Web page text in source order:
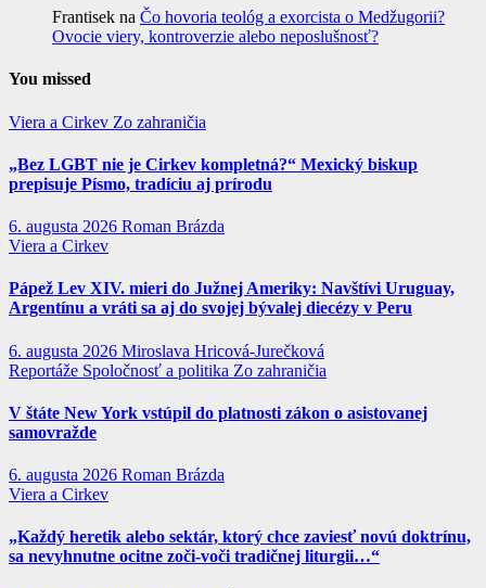
Frantisek na Čo hovoria teológ a exorcista o Medžugorii?
Ovocie viery, kontroverzie alebo neposlušnosť?
You missed
Viera a Cirkev Zo zahraničia
„Bez LGBT nie je Cirkev kompletná?“ Mexický biskup
prepisuje Písmo, tradíciu aj prírodu
6. augusta 2026 Roman Brázda
Viera a Cirkev
Pápež Lev XIV. mieri do Južnej Ameriky: Navštívi Uruguay,
Argentínu a vráti sa aj do svojej bývalej diecézy v Peru
6. augusta 2026 Miroslava Hricová-Jurečková
Reportáže Spoločnosť a politika Zo zahraničia
V štáte New York vstúpil do platnosti zákon o asistovanej
samovražde
6. augusta 2026 Roman Brázda
Viera a Cirkev
„Každý heretik alebo sektár, ktorý chce zaviesť novú doktrínu,
sa nevyhnutne ocitne zoči-voči tradičnej liturgii…“